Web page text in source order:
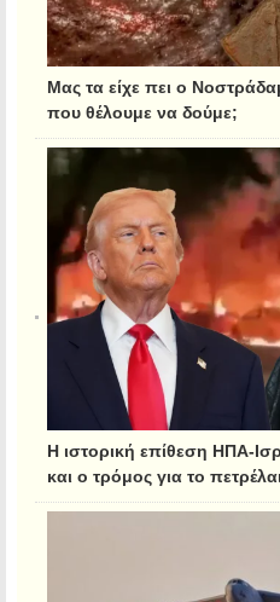
Μας τα είχε πει ο
που θέλουμε να δούμε;
Η ιστορική επίθεση ΗΠΑ-
και ο τρόμος για το